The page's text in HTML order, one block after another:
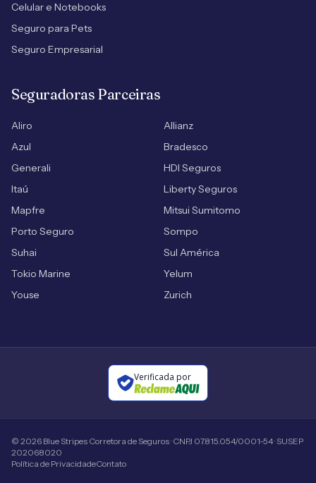
Celular e Notebooks
Seguro para Pets
Seguro Empresarial
Seguradoras Parceiras
Aliro
Allianz
Azul
Bradesco
Generali
HDI Seguros
Itaú
Liberty Seguros
Mapfre
Mitsui Sumitomo
Porto Seguro
Sompo
Suhai
Sul América
Tokio Marine
Yelum
Youse
Zurich
Verificada por
© 2026 Blue Stripes Corretora de Seguros · CNPJ 07.815.054/0001-54 · SUSEP
202068020
Política de PrivacidadeContato